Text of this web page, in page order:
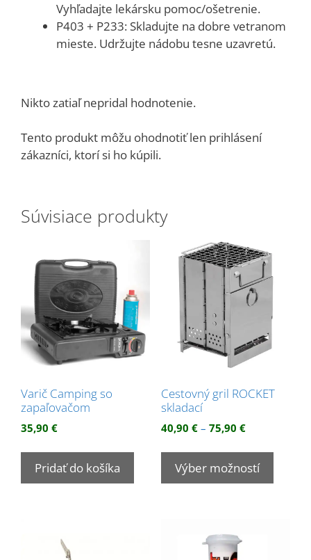
Vyhľadajte lekársku pomoc/ošetrenie.
P403 + P233: Skladujte na dobre vetranom
mieste. Udržujte nádobu tesne uzavretú.
Nikto zatiaľ nepridal hodnotenie.
Tento produkt môžu ohodnotiť len prihlásení
zákazníci, ktorí si ho kúpili.
Súvisiace produkty
Varič Camping so
zapaľovačom
35,90 €
Pridať do košíka
Cestovný gril ROCKET
skladací
40,90 € – 75,90 €Price
40,90 €
through
75,90 €
Výber možností
Tento
má